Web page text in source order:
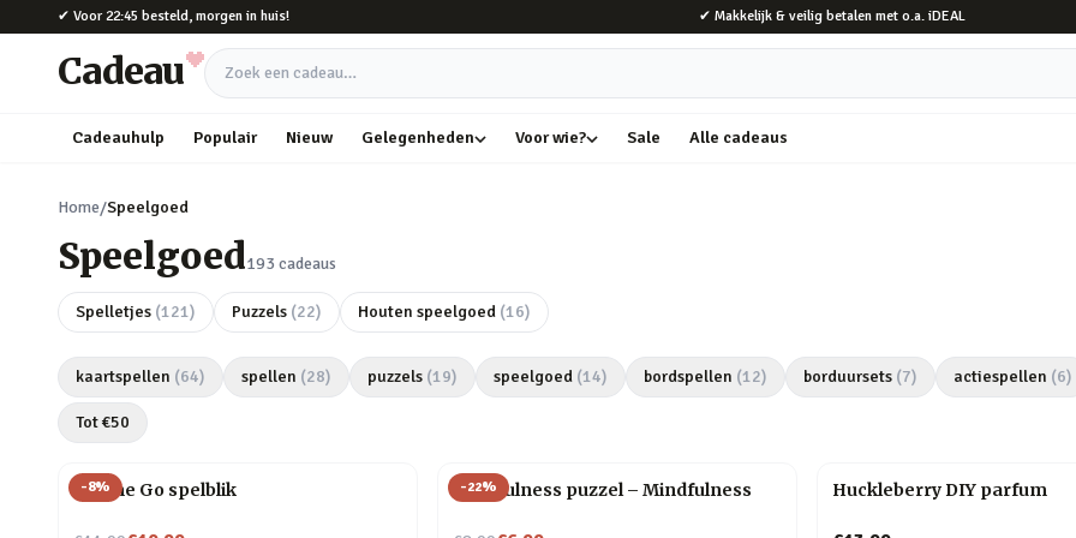
Naar hoofdinhoud
✔ Voor 22:45 besteld, morgen in huis! ✔ Makkelijk & veilig betalen met o.a. iDEAL
Cadeau Zoek een cadeau
Cadeauhulp Populair Nieuw Gelegenheden Voor wie? Sale Alle cadeaus
Home/Speelgoed
Speelgoed193 cadeaus
Spelletjes (121) Puzzels (22) Houten speelgoed (16)
kaartspellen (64) spellen (28) puzzels (19) speelgoed (14) bordspellen (12) borduursets (7) actiespellen (6)
Tot €50
-8%
On The Go spelblik -22%
Mindfulness puzzel – Mindfulness Huckleberry DIY parfum